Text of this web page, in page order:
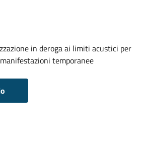
in deroga ai limiti acustici per
temporanee